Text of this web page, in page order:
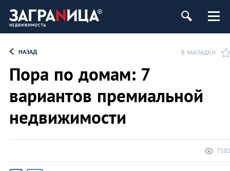
НАЗАД В ЗАКЛАДКИ
Пора по домам: 7
вариантов премиальной
недвижимости